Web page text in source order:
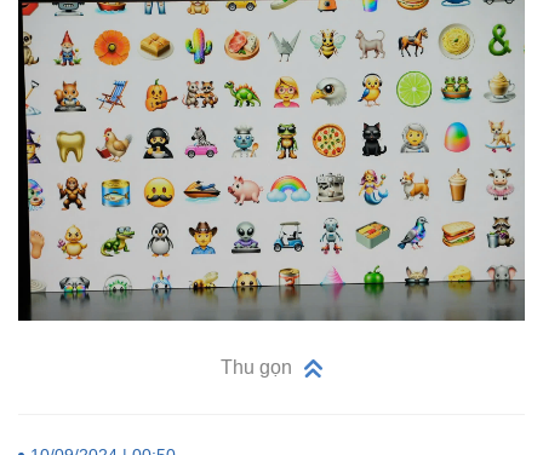
Thu gọn